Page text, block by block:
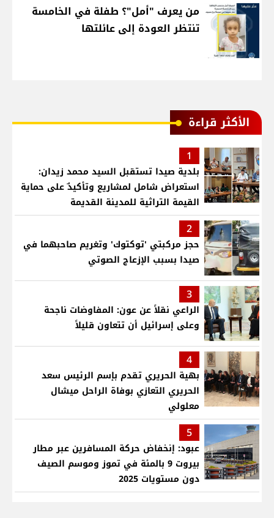
من يعرف "أمل"؟ طفلة في الخامسة
تنتظر العودة إلى عائلتها
الأكثر قراءة
1
بلدية صيدا تستقبل السيد محمد زيدان:
استعراض شامل لمشاريع وتأكيدٌ على حماية
القيمة التراثية للمدينة القديمة
2
حجز مركبتي 'توكتوك' وتغريم صاحبهما في
صيدا بسبب الإزعاج الصوتي
3
الراعي نقلاً عن عون: المفاوضات ناجحة
وعلى إسرائيل أن تتعاون قليلاً
4
بهية الحريري تقدم بإسم الرئيس سعد
الحريري التعازي بوفاة الراحل ميشال
معلولي
5
عبود: إنخفاض حركة المسافرين عبر مطار
بيروت 9 بالمئة في تموز وموسم الصيف
دون مستويات 2025